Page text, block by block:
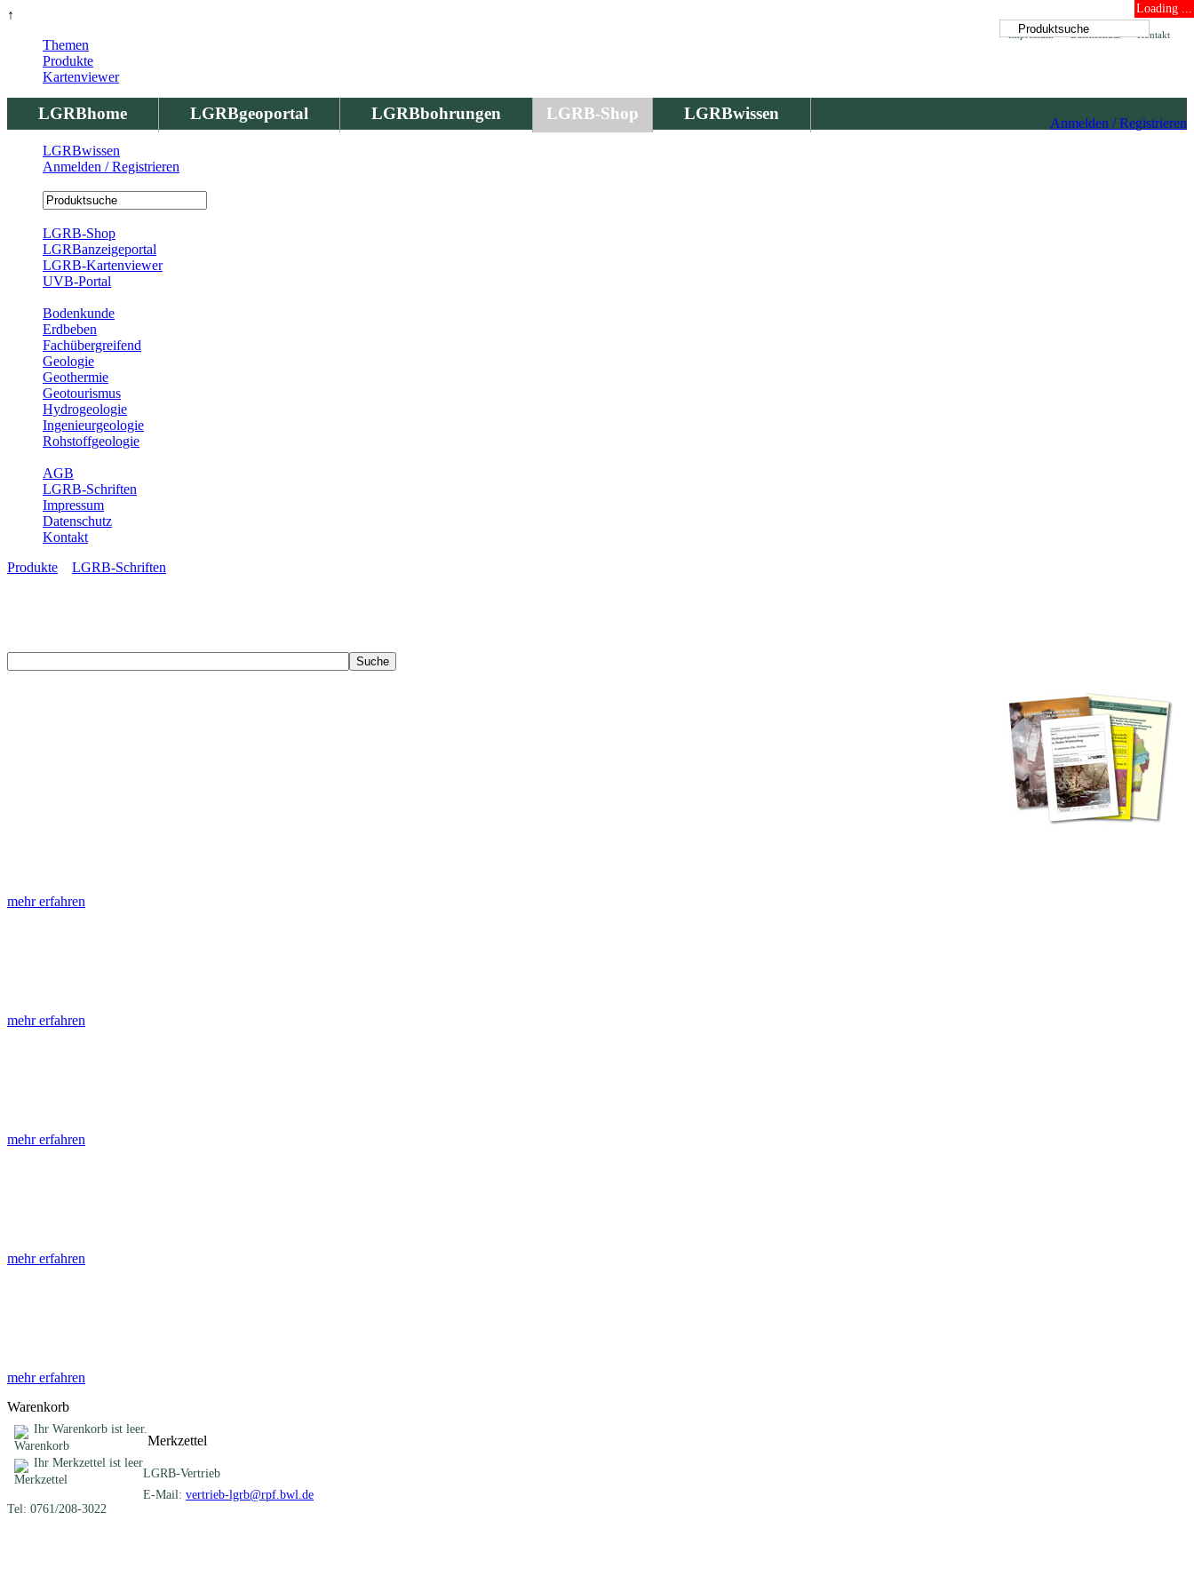
↑ Loading ...
Kontakt
Datenschutz
Impressum
LGRBhome LGRBgeoportal LGRBbohrungen LGRB-Shop LGRBwissen
Anmelden / Registrieren
Themen
Produkte
Kartenviewer
LGRBwissen
Anmelden / Registrieren
LGRB-Shop
LGRBanzeigeportal
LGRB-Kartenviewer
UVB-Portal
Bodenkunde
Erdbeben
Fachübergreifend
Geologie
Geothermie
Geotourismus
Hydrogeologie
Ingenieurgeologie
Rohstoffgeologie
AGB
LGRB-Schriften
Impressum
Datenschutz
Kontakt
Produkte
LGRB-Schriften
mehr erfahren
mehr erfahren
mehr erfahren
mehr erfahren
mehr erfahren
Warenkorb
Ihr Warenkorb ist leer.
Merkzettel
Ihr Merkzettel ist leer
LGRB-Vertrieb
E-Mail: vertrieb-lgrb@rpf.bwl.de
Tel: 0761/208-3022